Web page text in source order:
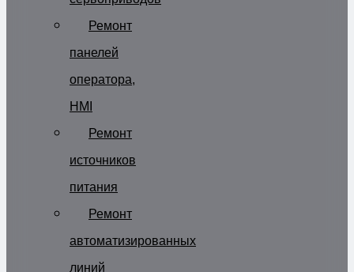
Ремонт
панелей
оператора,
HMI
Ремонт
источников
питания
Ремонт
автоматизированных
линий